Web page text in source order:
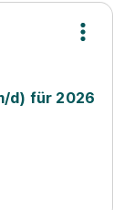
d) für 2026